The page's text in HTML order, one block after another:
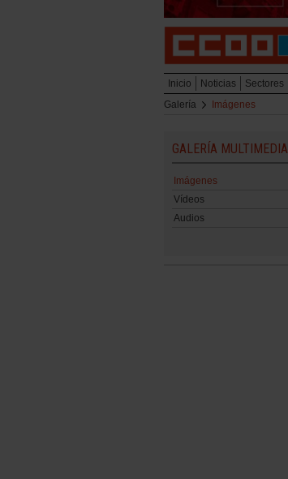
Inicio Noticias Sectores
Galería
Imágenes
GALERÍA MULTIMEDIA
Imágenes
Vídeos
Audios